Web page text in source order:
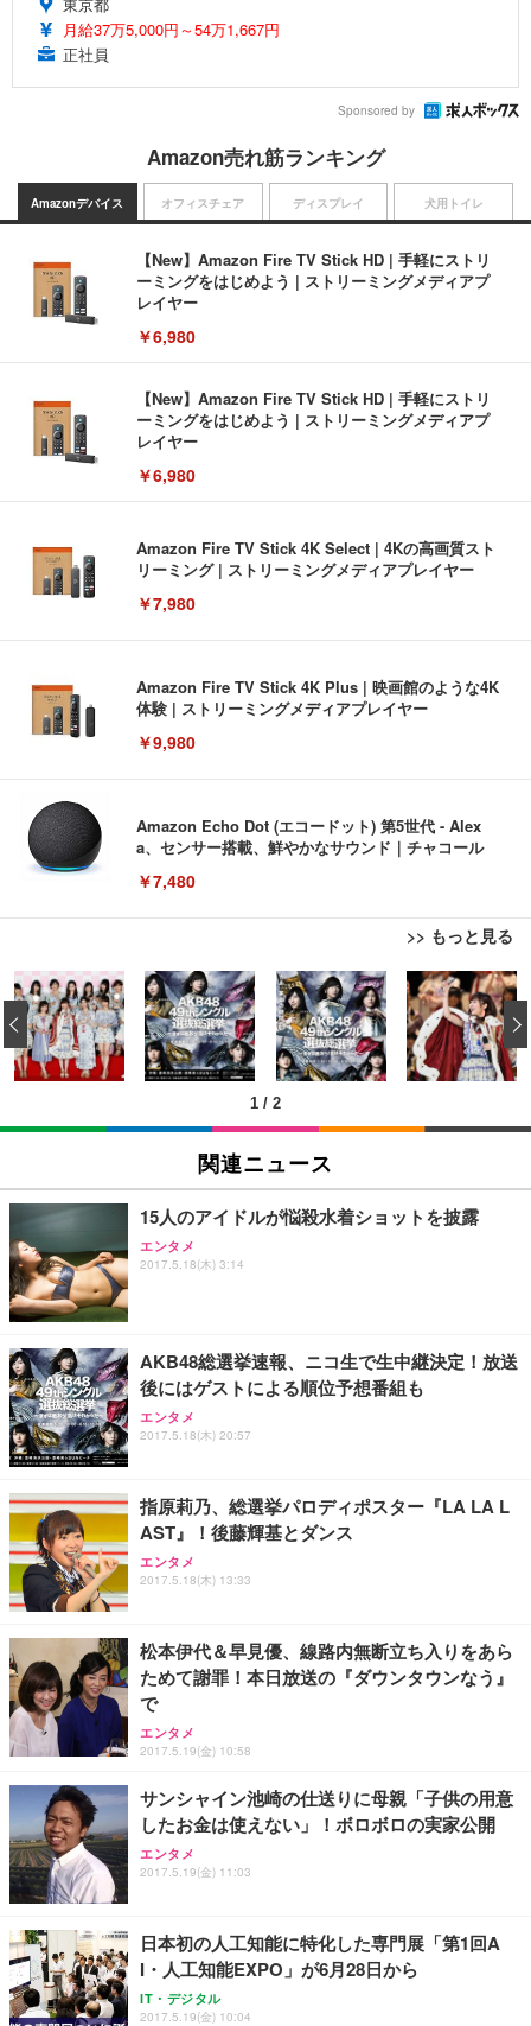
月給37万5,000円～54万1,667円
正社員
Sponsored by
Amazon売れ筋ランキング
Amazonデバイス
【New】Amazon Fire TV Stick HD | 手軽にストリ
ーミングをはじめよう | ストリーミングメディアプ
レイヤー
￥6,980
【New】Amazon Fire TV Stick HD | 手軽にストリ
ーミングをはじめよう | ストリーミングメディアプ
レイヤー
￥6,980
Amazon Fire TV Stick 4K Select | 4Kの高画質スト
リーミング | ストリーミングメディアプレイヤー
￥7,980
Amazon Fire TV Stick 4K Plus | 映画館のような4K
体験 | ストリーミングメディアプレイヤー
￥9,980
Amazon Echo Dot (エコードット) 第5世代 - Alex
a、センサー搭載、鮮やかなサウンド｜チャコール
￥7,480
>> もっと見る
オフィスチェア
[EdoErgo] オフィスチェア 椅子 テレワーク 疲れな
い 跳ね上げ式アームレスト コンパクト 約105度ロッ
キング pc 事務椅子 360度回転 座面昇降 強化ナイロ
ン樹脂ベース 通気性メッシュ 在宅ワーク H-WY01
(黒網+黒枠+黒足)
￥5,699
SIHOO B100 オフィスチェア／デスクチェア メッシ
ュチェア 人間工学 疲れない ブラック
￥27,999
Sezlife オフィスチェア デスクチェア 疲れない テレ
務用 おしゃれ パソコンチェア (ブラック)
Sezlife オフィスチェア デスクチェア 疲れない テレ
ワーク チェア 強化バックレスト 30度ロッキング機
能 人間工学 椅子 腰サポート 90度跳ね上げ式アーム
務用 おしゃれ パソコンチェア (ホワイト)
ANDWINT オフィスチェア デスクチェア 肘なし メ
ッシュ 通気性 ランバーサポート付き 腰サポート ガ
ス圧無段階昇降 360度回転 キャスター付き コンパク
ディスプレイ
EIZO ビジネス向けプレミアムモニター | FlexScan
EV3240X-WT | 31.5型4K UHD・USB Type-C・ホワ
イト
￥105,595
EIZO ビジネス向けプレミアムモニター | FlexScan
￥109,572
【純正品】27"ゲーミングモニター DualSense 充電
【整備済み品】Dell E2724HS 27インチ 液晶モニタ
ー フルHD（1920×1080）VA 非光沢 HDMI/DisplayP
ort/VGA スピーカー内蔵 高さ調整 スイベル VESA対
【MiniLED/24.5inch/280Hz/FHD】GRAPHT THE S
HOOTER Gaming Monitor 24” Essential ゲーミン
グモニター QD 24.5インチ 1ms FHD 量子ドット 残
犬用トイレ
Amazonベーシック ペットシーツ 薄型 レギュラー 1
回使い捨て 無香料 ホワイト 300枚
￥3,373
Amazonベーシック ペットシーツ 厚型 ワイド 42枚
x2袋(84枚) ホワイト(吸収面:ライトブルー)
￥3,234
ネオ・ルーライフ ネオ・オムツ L 中型犬用 26枚入
Smart Basic(スマートベーシック) 【Amazon.co.jp
限定】 Smart Basic アイリスオーヤマ ペットシーツ
超厚型 お徳用 ワイド 100枚入 (x 1) (ケース販売)
アイリスオーヤマ ペットシーツ 超厚型 お徳用 レギ
ュラー 200枚入【Amazon.co.jp限定】
1 / 2
‹
関連ニュース
15人のアイドルが悩殺水着ショットを披露
エンタメ
2017.5.18(木) 3:14
AKB48総選挙速報、ニコ生で生中継決定！放送
後にはゲストによる順位予想番組も
エンタメ
2017.5.18(木) 20:57
指原莉乃、総選挙パロディポスター『LA LA L
AST』！後藤輝基とダンス
エンタメ
2017.5.18(木) 13:33
松本伊代＆早見優、線路内無断立ち入りをあら
ためて謝罪！本日放送の『ダウンタウンなう』
で
エンタメ
2017.5.19(金) 10:58
サンシャイン池崎の仕送りに母親「子供の用意
したお金は使えない」！ボロボロの実家公開
エンタメ
2017.5.19(金) 11:03
日本初の人工知能に特化した専門展「第1回A
I・人工知能EXPO」が6月28日から
IT・デジタル
2017.5.19(金) 10:04